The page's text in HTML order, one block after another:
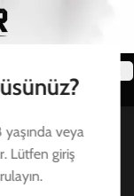
veya
Lütfen giriş